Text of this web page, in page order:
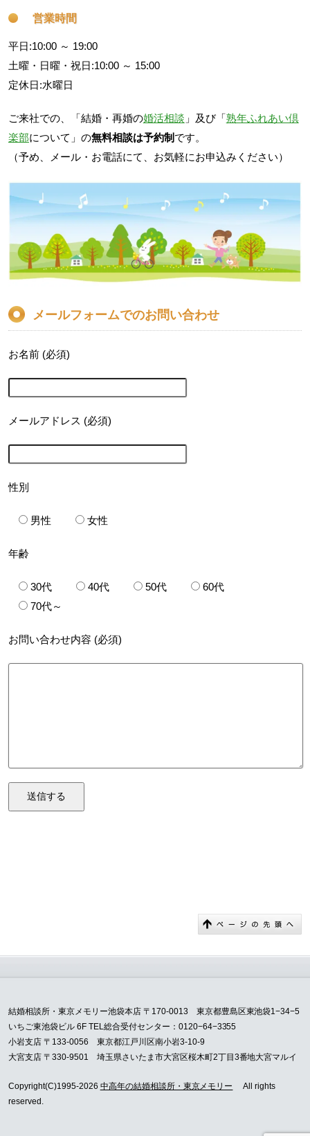
営業時間
平日:10:00 ～ 19:00
土曜・日曜・祝日:10:00 ～ 15:00
定休日:水曜日
ご来社での、「結婚・再婚の婚活相談 」及び「熟年ふれあい倶
楽部について」の無料相談は予約制 です。
（予め、メール・お電話にて、お気軽にお申込みください）
メールフォームでのお問い合わせ
お名前 (必須)
メールアドレス (必須)
性別
男性 女性
年齢
30代 40代 50代
60代
70代～
お問い合わせ内容 (必須)
結婚相談所・東京メモリー池袋本店 〒170-0013 東京都豊島区東池袋1−34−5
いちご東池袋ビル 6F TEL総合受付センター：0120−64−3355
小岩支店 〒133-0056 東京都江戸川区南小岩3-10-9
大宮支店 〒330-9501 埼玉県さいたま市大宮区桜木町2丁目3番地大宮マルイ
Copyright(C)1995-2026 中高年の結婚相談所・東京メモリー
All rights
reserved.